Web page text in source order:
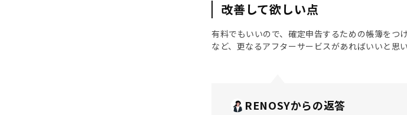
改善して欲しい点
有料でもいいので、確定申告するための帳簿をつ
など、更なるアフターサービスがあればいいと思い
RENOSYからの返答